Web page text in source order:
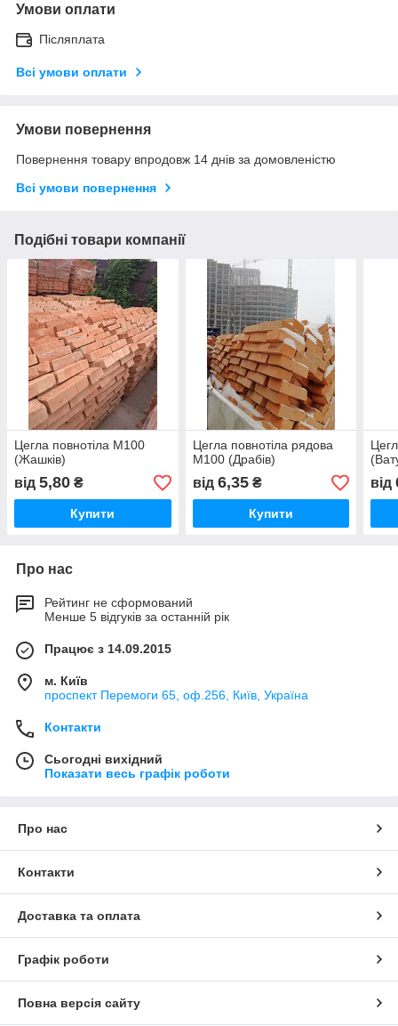
Умови оплати
Післяплата
Всі умови оплати
Умови повернення
Повернення товару впродовж 14 днів за домовленістю
Всі умови повернення
Подібні товари компанії
Цегла повнотіла М100
(Жашків)
від 5,80 ₴
Купити
Цегла повнотіла рядова
М100 (Драбів)
від 6,35₴
Купити
від
Про нас
Рейтинг не сформований
Менше 5 відгуків за останній рік
Працює з 14.09.2015
м. Київ
проспект Перемоги 65, оф.256, Київ, Україна
Контакти
Сьогодні вихідний
Показати весь графік роботи
Про нас
Контакти
Доставка та оплата
Графік роботи
Повна версія сайту